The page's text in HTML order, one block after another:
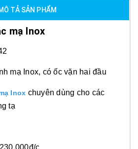
TẢ SẢN PHẨM
mạ Inox
mạ Inox, có ốc vặn hai đầu
Inox chuyên dùng cho các
tạ
c